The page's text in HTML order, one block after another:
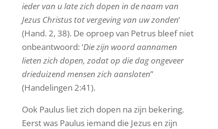
ieder van u late zich dopen in de naam van
Jezus Christus tot vergeving van uw zonden’
(Hand. 2, 38). De oproep van Petrus bleef niet
onbeantwoord: ‘Die zijn woord aannamen
lieten zich dopen, zodat op die dag ongeveer
drieduizend mensen zich aansloten”
(Handelingen 2:41).
Ook Paulus liet zich dopen na zijn bekering.
Eerst was Paulus iemand die Jezus en zijn